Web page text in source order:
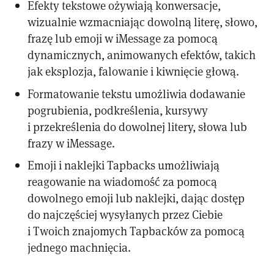
Efekty tekstowe ożywiają konwersacje,
wizualnie wzmacniając dowolną literę, słowo,
frazę lub emoji w iMessage za pomocą
dynamicznych, animowanych efektów, takich
jak eksplozja, falowanie i kiwnięcie głową.
Formatowanie tekstu umożliwia dodawanie
pogrubienia, podkreślenia, kursywy
i przekreślenia do dowolnej litery, słowa lub
frazy w iMessage.
Emoji i naklejki Tapbacks umożliwiają
reagowanie na wiadomość za pomocą
dowolnego emoji lub naklejki, dając dostęp
do najczęściej wysyłanych przez Ciebie
i Twoich znajomych Tapbacków za pomocą
jednego machnięcia.